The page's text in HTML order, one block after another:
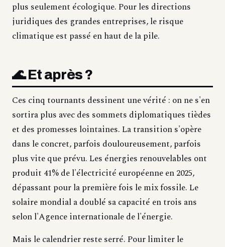
plus seulement écologique. Pour les directions
juridiques des grandes entreprises, le risque
climatique est passé en haut de la pile.
🌊 Et après ?
Ces cinq tournants dessinent une vérité : on ne s'en
sortira plus avec des sommets diplomatiques tièdes
et des promesses lointaines. La transition s'opère
dans le concret, parfois douloureusement, parfois
plus vite que prévu. Les énergies renouvelables ont
produit 41% de l'électricité européenne en 2025,
dépassant pour la première fois le mix fossile. Le
solaire mondial a doublé sa capacité en trois ans
selon l'Agence internationale de l'énergie.
Mais le calendrier reste serré. Pour limiter le